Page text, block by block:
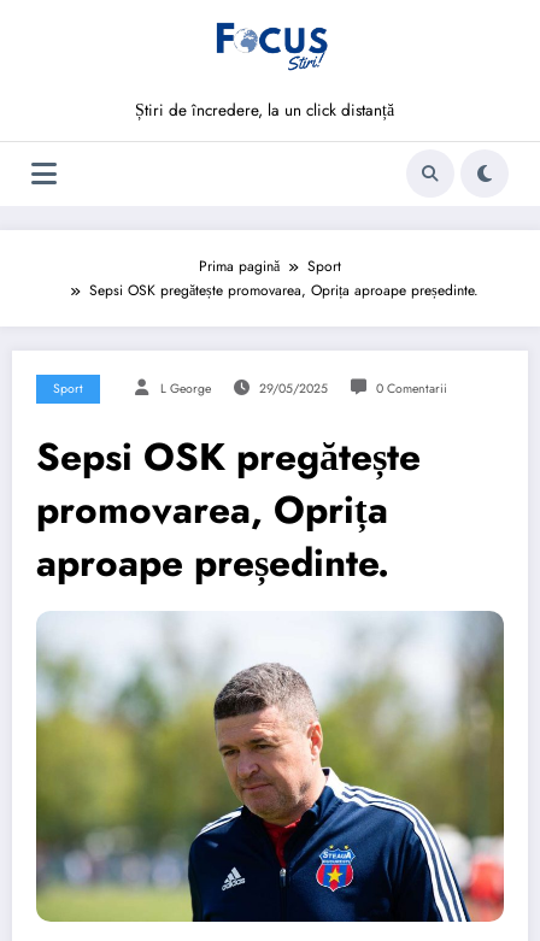
Știri de încredere, la un click distanță
Prima pagină
Sport
Sepsi OSK pregătește promovarea, Oprița aproape președinte.
Sport L George 29/05/2025 0 Comentarii
Sepsi OSK pregătește
promovarea, Oprița
aproape președinte.